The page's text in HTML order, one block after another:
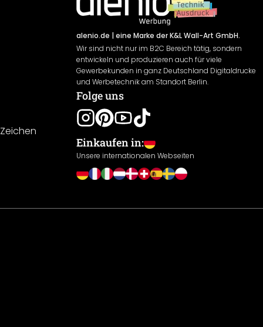
alenio.de | eine Marke der K&L Wall-Art GmbH.
Wir sind nicht nur im B2C Bereich tätig, sondern
entwickeln und produzieren auch für viele
Gewerbekunden in ganz Deutschland Digitaldrucke
und Werbetechnik am Standort Berlin.
Folge uns
Einkaufen in:
Unsere internationalen Webseiten